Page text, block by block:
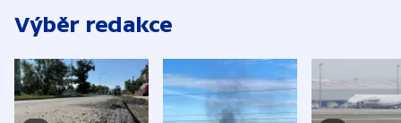
Výběr redakce